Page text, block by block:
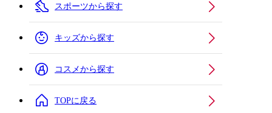
スポーツから探す
キッズから探す
コスメから探す
TOPに戻る